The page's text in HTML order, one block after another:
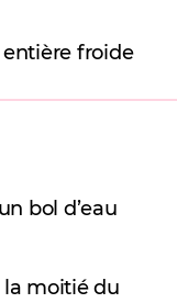
froide
bol d’eau
la moitié du